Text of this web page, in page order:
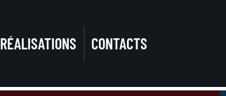
RÉALISATIONS CONTACTS